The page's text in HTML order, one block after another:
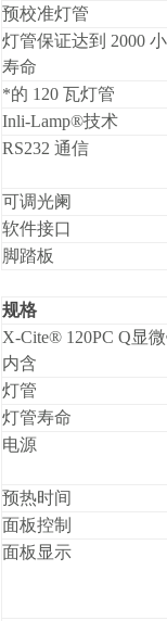
预校准灯管
灯管保证达到 2000
寿命
*的 120 瓦灯管
Inli-Lamp®技术
RS232 通信
可调光阑
软件接口
脚踏板
规格
X-Cite® 120PC Q显
内含
灯管
灯管寿命
电源
预热时间
面板控制
面板显示